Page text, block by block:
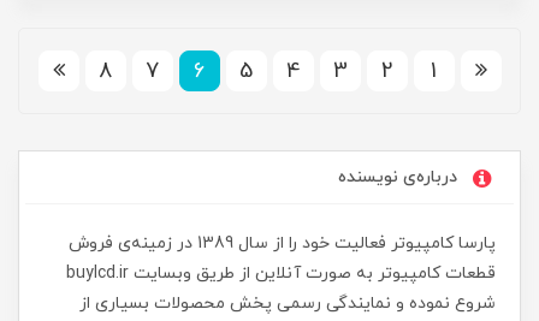
1
2
3
4
5
6
7
8
درباره‌ی نویسنده
پارسا کامپیوتر فعالیت خود را از سال 1389 در زمینه‌ی فروش
قطعات کامپیوتر به صورت آنلاین از طریق وبسایت buylcd.ir
شروع نموده و نمایندگی رسمی پخش محصولات بسیاری از